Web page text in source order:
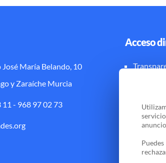
María Belando, 10
y Zaraíche Murcia
11 - 968 97 02 73
Acceso